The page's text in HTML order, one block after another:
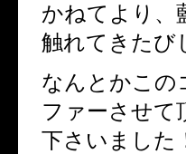
かねてより、
触れてきたび
なんとかこ
ファーさせて
下さいました